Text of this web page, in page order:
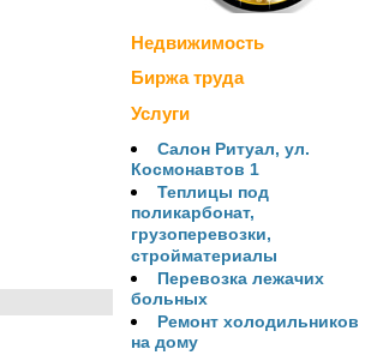
Недвижимость
Биржа труда
Услуги
Салон Ритуал, ул.
Космонавтов 1
Теплицы под
поликарбонат,
грузоперевозки,
стройматериалы
Перевозка лежачих
больных
Ремонт холодильников
на дому